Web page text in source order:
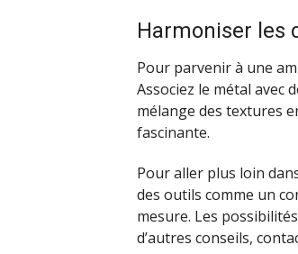
Harmoniser les
Pour parvenir à une
Associez le métal avec
mélange des textures
fascinante.
Pour aller plus loin
des outils comme un
mesure. Les
d’autres conseils,